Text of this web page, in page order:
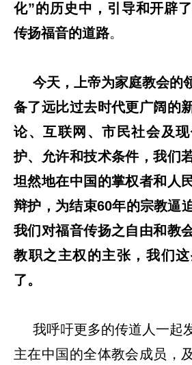
化”的历史中，引导和开辟
传扬福音的道路。
今天，上帝为家庭教会的
备了远比过去时代更广阔的
论、互联网、市民社会及
护、允许和技术条件，我们
坦然地在中国的掌权者和人
辩护，为结束60年的宗教逼
我们对福音传扬之自由和教
教职之主权的主张，我们
了。
我呼吁更多的传道人一起
主在中国的全体教会成员，